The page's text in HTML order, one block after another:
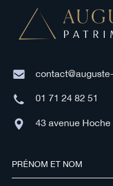
01 71 24 82 51
43 avenue Hoche